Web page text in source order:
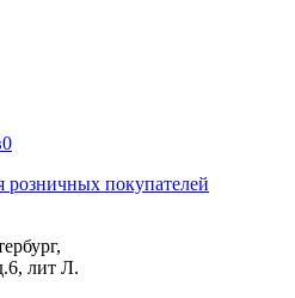
0
розничных покупателей
лит Л.